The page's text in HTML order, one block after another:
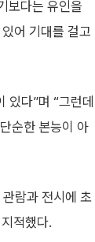
보다는 유인을
어 기대를 걸고
다”며 “그런데
순한 본능이 아
람과 전시에 초
적했다.